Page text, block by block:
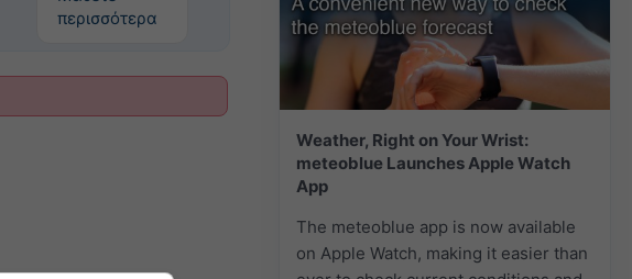
Weather, Right on Your Wrist:
meteoblue Launches Apple Watch
App
The meteoblue app is now available
on Apple Watch, making it easier than
περισσότερα